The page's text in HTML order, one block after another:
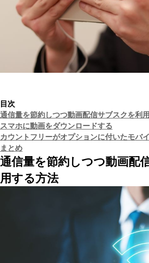
目次
通信量を節約しつつ動画配信サブスクを利
スマホに動画をダウンロードする
カウントフリーがオプションに付いたモバ
まとめ
通信量を節約しつつ動画配
用する方法